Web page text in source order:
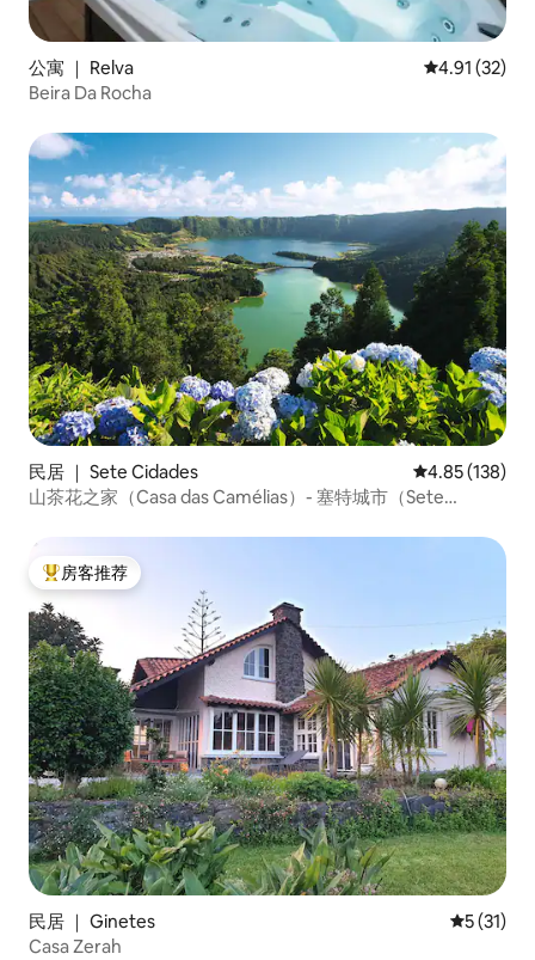
公寓 ｜ Relva 平均评分
4.91 (32)
Beira Da Rocha
民居 ｜ Sete Cidades 平均评分 4.85
4.85 (138)
山茶花之家（Casa das Camélias）- 塞特城市（Sete
热门「房客推荐」
房客推荐
民居 ｜ Ginetes 平均评分
5 (31)
Casa Zerah